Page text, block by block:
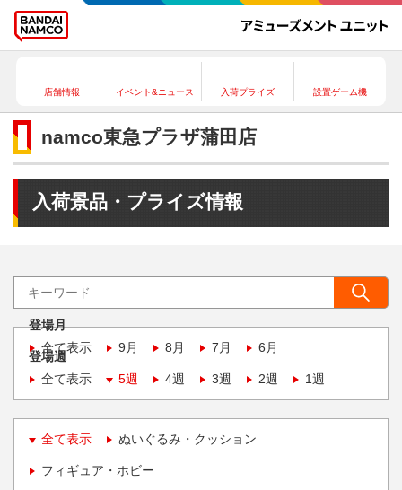
店舗情報 イベント&ニュース 入荷プライズ 設置ゲーム機
namco東急プラザ蒲田店
入荷景品・プライズ情報
登場月
全て表示
9月 8月 7月 6月
登場週
全て表示
5週 4週 3週 2週 1週
全て表示 ぬいぐるみ・クッション
フィギュア・ホビー